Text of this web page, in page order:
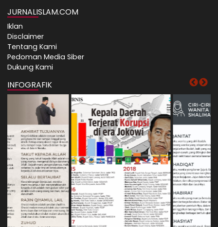
JURNALISLAM.COM
Iklan
Disclaimer
Tentang Kami
Pedoman Media Siber
Dukung Kami
INFOGRAFIK